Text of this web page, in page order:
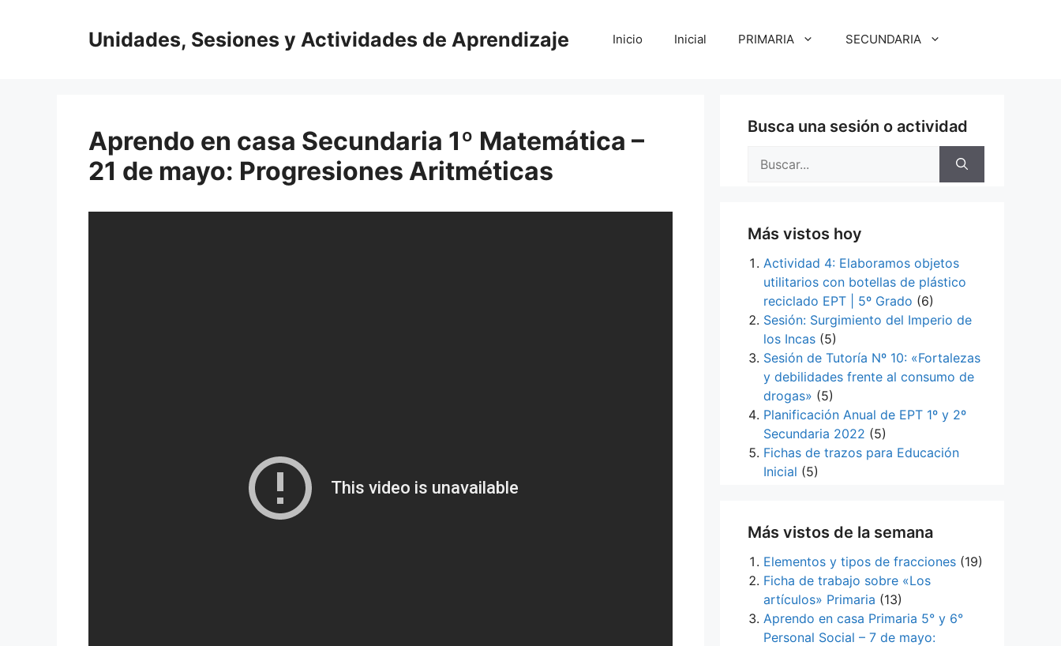
Unidades, Sesiones y Actividades de Aprendizaje Inicio Inicial PRIMARIA SECUNDARIA
Aprendo en casa Secundaria 1º Matemática –
21 de mayo: Progresiones Aritméticas
Busca una sesión o actividad
Más vistos hoy
Actividad 4: Elaboramos objetos
utilitarios con botellas de plástico
reciclado EPT | 5º Grado (6)
Sesión: Surgimiento del Imperio de
los Incas (5)
Sesión de Tutoría Nº 10: «Fortalezas
y debilidades frente al consumo de
drogas» (5)
Planificación Anual de EPT 1º y 2º
Secundaria 2022 (5)
Fichas de trazos para Educación
Inicial (5)
Más vistos de la semana
Elementos y tipos de fracciones (19)
Ficha de trabajo sobre «Los
artículos» Primaria (13)
Aprendo en casa Primaria 5° y 6°
Personal Social – 7 de mayo: